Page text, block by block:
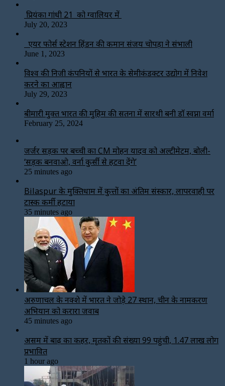
प्रियंका गांधी 21 को ग्वालियर में
July 20, 2023
एयर फोर्स स्टेशन हिंडन की कमान संजय चोपड़ा ने संभाली
June 1, 2023
विश्‍व की निजी कंपनियों से भारत के सेमीकंडक्टर उद्योग में निवेश
करने का आह्वान
July 29, 2023
बीमारी मुक्त भारत की मुहिम की सतना में सारथी बनी डाॅ स्वप्ना वर्मा
February 25, 2024
जर्जर सड़क पर बच्ची का CM मोहन यादव को अल्टीमेटम, बोली-
‘सड़क बनवाओ, वर्ना कुर्सी से हटवा देंगे’
25 minutes ago
Bilaspur के मुक्तिधाम में कुत्तों का अंतिम संस्कार, लापरवाही पर
टास्क कर्मी हटाया
35 minutes ago
अरुणाचल के नक्शे में भारत ने जोड़े 27 स्थान, चीन के नामकरण
अभियान को करारा जवाब
45 minutes ago
असम में बाढ़ का कहर, मृतकों की संख्या 99 पहुंची, 1.47 लाख लोग
प्रभावित
1 hour ago